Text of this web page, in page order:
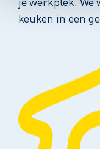
je werkplek. We
keuken in een